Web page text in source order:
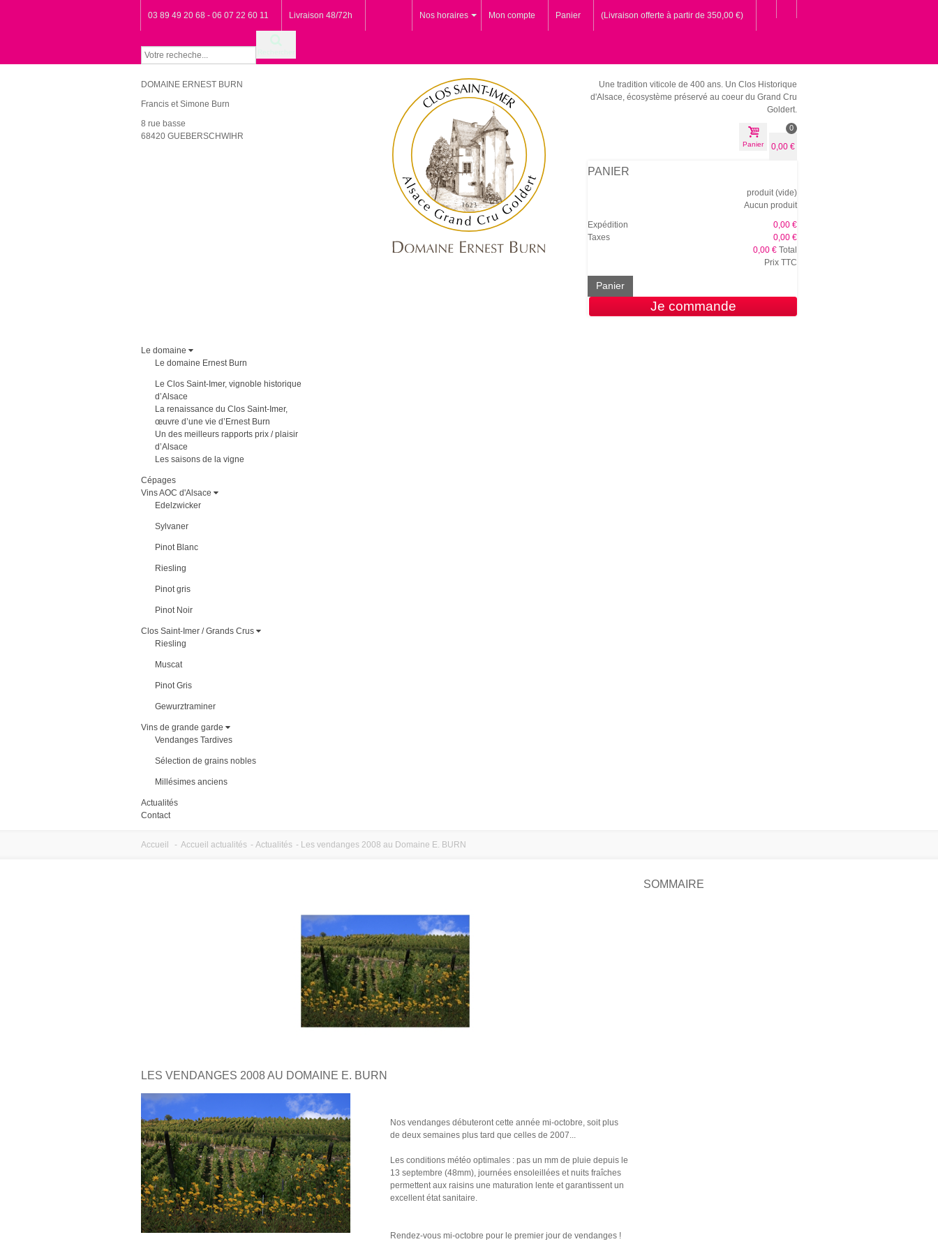
03 89 49 20 68 - 06 07 22 60 11 Livraison 48/72h (Livraison offerte à partir de 350,00 €)
Panier
Mon compte
Nos horaires
Rechercher
DOMAINE ERNEST BURN
Francis et Simone Burn
8 rue basse
68420 GUEBERSCHWIHR
Une tradition viticole de 400 ans. Un Clos Historique
d'Alsace, écosystème préservé au coeur du Grand Cru
Goldert.
Panier
0
0,00 €
PANIER
produit (vide)
Aucun produit
0,00 €
Expédition
0,00 €
Taxes
0,00 € Total
Prix TTC
Panier
Je commande
Le domaine
Le domaine Ernest Burn
Le Clos Saint-Imer, vignoble historique
d’Alsace
La renaissance du Clos Saint-Imer,
œuvre d’une vie d’Ernest Burn
Un des meilleurs rapports prix / plaisir
d’Alsace
Les saisons de la vigne
Cépages
Vins AOC d'Alsace
Edelzwicker
Sylvaner
Pinot Blanc
Riesling
Pinot gris
Pinot Noir
Clos Saint-Imer / Grands Crus
Riesling
Muscat
Pinot Gris
Gewurztraminer
Vins de grande garde
Vendanges Tardives
Sélection de grains nobles
Millésimes anciens
Actualités
Contact
Accueil - Accueil actualités - Actualités - Les vendanges 2008 au Domaine E. BURN
LES VENDANGES 2008 AU DOMAINE E. BURN
Nos vendanges débuteront cette année mi-octobre, soit plus
de deux semaines plus tard que celles de 2007...
Les conditions météo optimales : pas un mm de pluie depuis le
13 septembre (48mm), journées ensoleillées et nuits fraîches
permettent aux raisins une maturation lente et garantissent un
excellent état sanitaire.
Rendez-vous mi-octobre pour le premier jour de vendanges !
SOMMAIRE